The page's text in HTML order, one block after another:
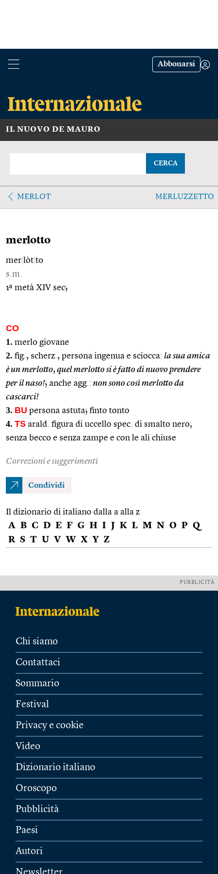
Abbonarsi
IL NUOVO DE MAURO
CERCA
MERLOT MERLUZZETTO
merlotto
mer lòt to
s.m.
1ª metà XIV sec;
CO
1. merlo giovane
2. fig., scherz., persona ingenua e sciocca: la sua amica
è un merlotto, quel merlotto si è fatto di nuovo prendere
per il naso!; anche agg.: non sono così merlotto da
cascarci!
3. BU persona astuta; finto tonto
4. TS arald. figura di uccello spec. di smalto nero,
senza becco e senza zampe e con le ali chiuse
Correzioni e suggerimenti
Condividi
Il dizionario di italiano dalla a alla z
A B C D E F G H I J K L M N O P Q
R S T U V W X Y Z
PUBBLICITÀ
Chi siamo
Contattaci
Sommario
Festival
Privacy e cookie
Video
Dizionario italiano
Oroscopo
Pubblicità
Paesi
Autori